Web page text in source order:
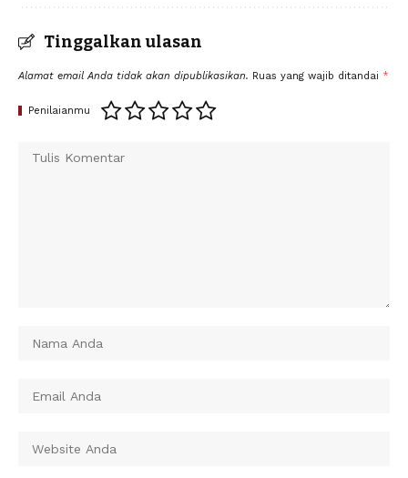
Tinggalkan ulasan
Alamat email Anda tidak akan dipublikasikan. Ruas yang wajib ditandai *
Penilaianmu